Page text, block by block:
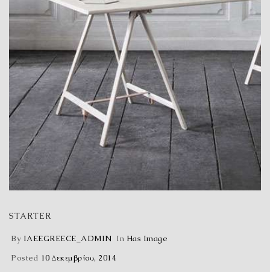
STARTER
By IAEEGREECE_ADMIN In Has Image
Posted 10 Δεκεμβρίου, 2014